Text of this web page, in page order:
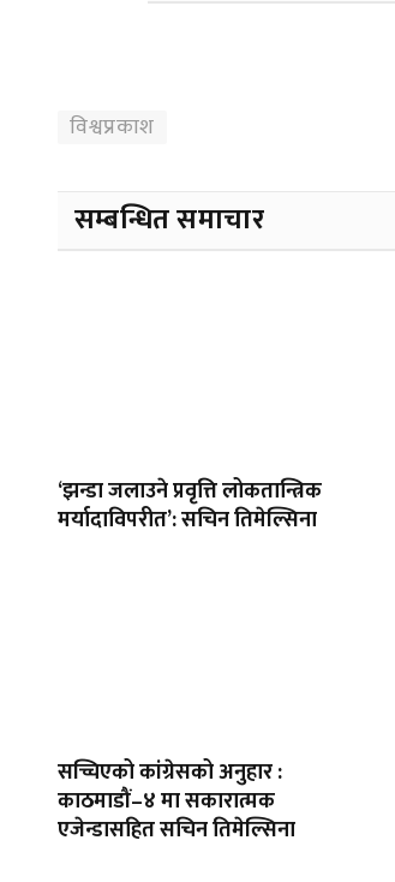
विश्वप्रकाश
सम्बन्धित समाचार
‘झन्डा जलाउने प्रवृत्ति लोकतान्त्रिक
मर्यादाविपरीत’: सचिन तिमेल्सिना
सच्चिएको कांग्रेसको अनुहार :
काठमाडौं–४ मा सकारात्मक
एजेन्डासहित सचिन तिमेल्सिना